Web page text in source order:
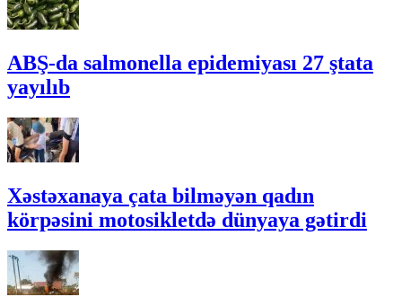
ABŞ-da salmonella epidemiyası 27 ştata
yayılıb
Xəstəxanaya çata bilməyən qadın
körpəsini motosikletdə dünyaya gətirdi